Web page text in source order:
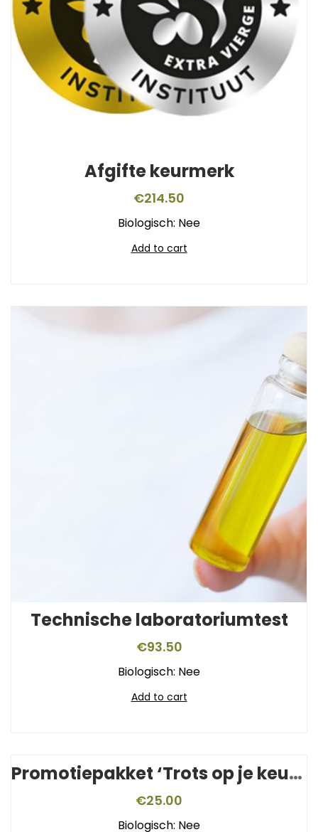
Afgifte keurmerk
€214.50
Biologisch: Nee
Add to cart
Technische laboratoriumtest
€93.50
Biologisch: Nee
Add to cart
Promotiepakket ‘Trots op je keurmerk’
€25.00
Biologisch: Nee